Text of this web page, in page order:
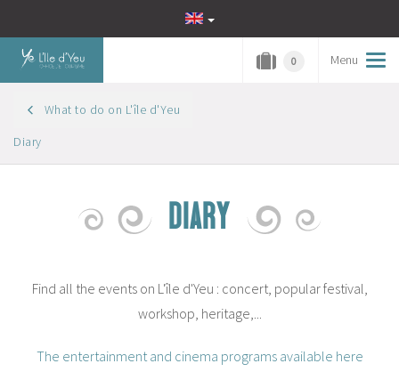
Menu
0
What to do on L'île d'Yeu
Diary
DIARY
Find all the events on L'île d'Yeu : concert, popular festival,
workshop, heritage,...
The entertainment and cinema programs available here